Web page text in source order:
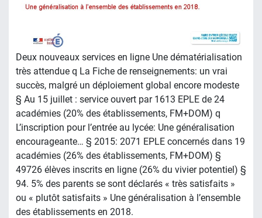
Deux nouveaux services en ligne Une dématérialisation
très attendue q La Fiche de renseignements: un vrai
succès, malgré un déploiement global encore modeste
§ Au 15 juillet : service ouvert par 1613 EPLE de 24
académies (20% des établissements, FM+DOM) q
L’inscription pour l’entrée au lycée: Une généralisation
encourageante… § 2015: 2071 EPLE concernés dans 19
académies (26% des établissements, FM+DOM) §
49726 élèves inscrits en ligne (26% du vivier potentiel) §
94. 5% des parents se sont déclarés « très satisfaits »
ou « plutôt satisfaits » Une généralisation à l’ensemble
des établissements en 2018.